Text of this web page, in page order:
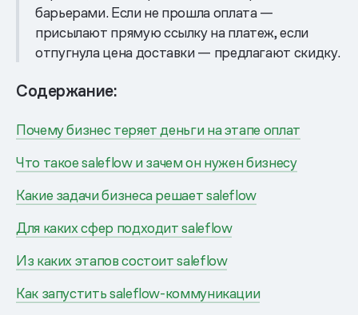
барьерами. Если не прошла оплата —
присылают прямую ссылку на платеж, если
отпугнула цена доставки — предлагают скидку.
Содержание:
Почему бизнес теряет деньги на этапе оплат
Что такое saleflow и зачем он нужен бизнесу
Какие задачи бизнеса решает saleflow
Для каких сфер подходит saleflow
Из каких этапов состоит saleflow
Как запустить saleflow-коммуникации